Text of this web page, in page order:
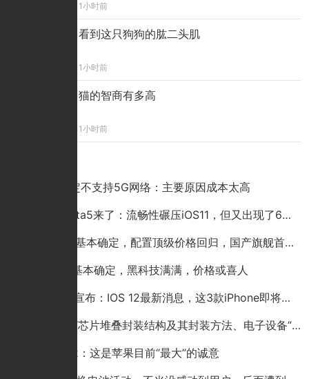
1小时前
看到这只狗狗的肱二头肌
1小时前
猫的智商有多高
1小时前
小米9确定不支持5G网络：主要原因成本太高
iOS12 beta5来了：流畅性碾压iOS11，但又出现了6个新BUG
iPhone 9基本确定，配置顶级价格回归，国产旗舰首当其冲？别逗
iPhone9基本确定，黑科技满满，价格或喜人
苹果突然宣布：IOS 12最新消息，这3款iPhone即将淘汰
华为公布“芯片堆叠封装结构及其封装方法、电子设备”专利
苹果ios12：这是苹果目前“最大”的诚意